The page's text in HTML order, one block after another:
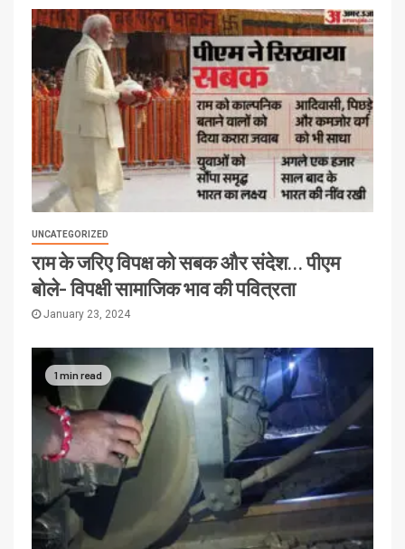
UNCATEGORIZED
राम के जरिए विपक्ष को सबक और संदेश… पीएम
बोले- विपक्षी सामाजिक भाव की पवित्रता
January 23, 2024
1 min read